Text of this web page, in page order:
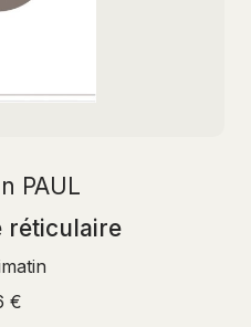
PAUL
réticulaire
€